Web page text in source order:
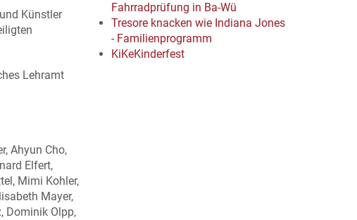
Künstler
Lehramt
Ahyun Cho,
Elfert,
Mimi Kohler,
Mayer,
Dominik Olpp,
Fahrradprüfung in Ba-Wü
Tresore knacken wie Indiana Jones
- Familienprogramm
KiKeKinderfest